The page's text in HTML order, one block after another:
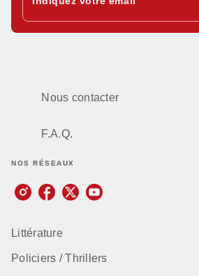
Nous contacter
F.A.Q.
NOS RÉSEAUX
Littérature
Policiers / Thrillers